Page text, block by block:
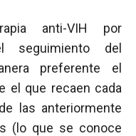
anti-VIH por
seguimiento del
preferente el
el que recaen cada
las anteriormente
(lo que se conoce